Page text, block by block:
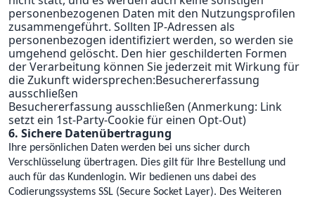
personenbezogenen Daten mit den Nutzungsprofilen
zusammengeführt. Sollten IP-Adressen als
personenbezogen identifiziert werden, so werden sie
umgehend gelöscht. Den hier geschilderten Formen
der Verarbeitung können Sie jederzeit mit Wirkung für
die Zukunft widersprechen:Besuchererfassung
ausschließen
Besuchererfassung ausschließen (Anmerkung: Link
setzt ein 1st-Party-Cookie für einen Opt-Out)
6. Sichere Datenübertragung
Ihre persönlichen Daten werden bei uns sicher durch
Verschlüsselung übertragen. Dies gilt für Ihre Bestellung und
auch für das Kundenlogin. Wir bedienen uns dabei des
Codierungssystems SSL (Secure Socket Layer). Des Weiteren